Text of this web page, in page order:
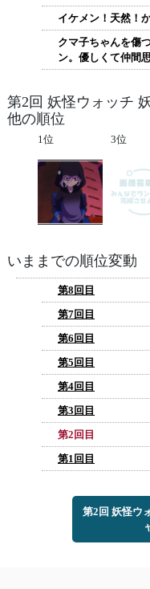
イケメン！天然！
クマ子ちゃんを傷
ン。優しくて仲間
第2回 妖怪ウォッチ
他の順位
1位 3位
いままでの順位変動
第8回目
第7回目
第6回目
第5回目
第4回目
第3回目
第2回目
第1回目
第2回 妖怪ウ